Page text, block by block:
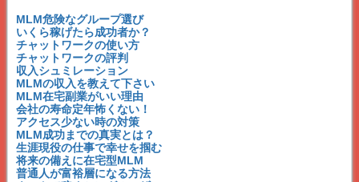
MLM危険なグループ選び
いくら稼げたら成功者か？
チャットワークの使い方
チャットワークの評判
収入シュミレーション
MLMの収入を教えて下さい
MLM在宅副業がいい理由
会社の寿命定年怖くない！
アクセス少ない時の対策
MLM成功までの真実とは？
生涯現役の仕事で幸せを掴む
将来の備えに在宅型MLM
普通人が富裕層になる方法